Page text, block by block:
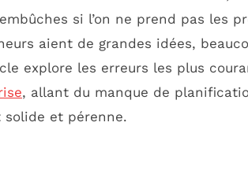
si l’on ne prend pas les
aient de grandes idées,
explore les erreurs les plus
, allant du manque de
et pérenne.